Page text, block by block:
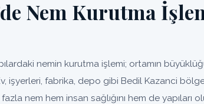
Nem Kurutma
nemin kurutma işlemi; ortamın
Ev, işyerleri, fabrika, depo gibi Bedil Kazanci
fazla nem hem insan sağlığını hem de